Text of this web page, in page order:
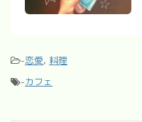
-恋愛, 料理
-カフェ